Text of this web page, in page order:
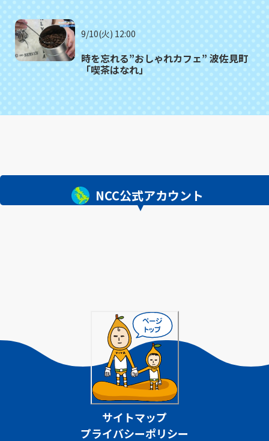
9/10(火) 12:00
時を忘れる”おしゃれカフェ” 波佐見町
「喫茶はなれ」
NCC公式アカウント
サイトマップ
プライバシーポリシー